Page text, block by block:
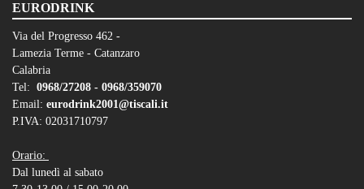
EURODRINK
Via del Progresso 462 -
Lamezia Terme - Catanzaro
Calabria
Tel: 0968/27208 - 0968/359070
Email: eurodrink2001@tiscali.it
P.IVA: 02031710797
Orario:
Dal lunedì al sabato